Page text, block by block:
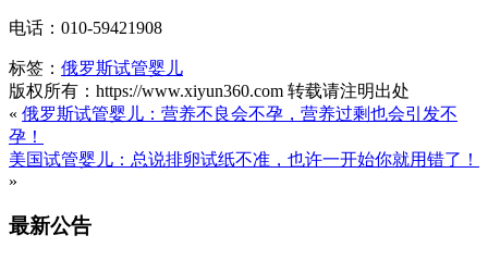
电话：010-59421908
标签： 俄罗斯试管婴儿
版权所有：https://www.xiyun360.com 转载请注明出处
« 俄罗斯试管婴儿：营养不良会不孕，营养过剩也会引发不
孕！
美国试管婴儿：总说排卵试纸不准，也许一开始你就用错了！
»
最新公告